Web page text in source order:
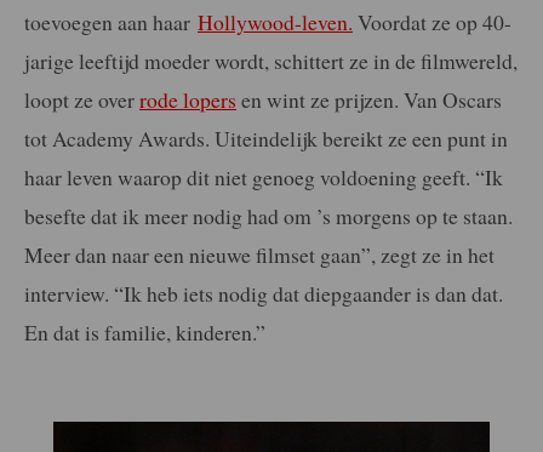
toevoegen aan haar Hollywood-leven. Voordat ze op 40-
jarige leeftijd moeder wordt, schittert ze in de filmwereld,
loopt ze overrode lopers en wint ze prijzen. Van Oscars
tot Academy Awards. Uiteindelijk bereikt ze een punt in
haar leven waarop dit niet genoeg voldoening geeft. “Ik
besefte dat ik meer nodig had om ’s morgens op te staan.
Meer dan naar een nieuwe filmset gaan”, zegt ze in het
interview. “Ik heb iets nodig dat diepgaander is dan dat.
En dat is familie, kinderen.”